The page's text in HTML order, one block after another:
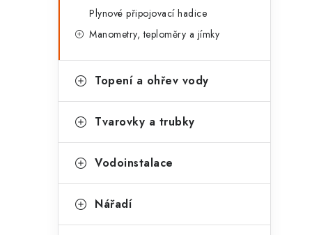
Plynové připojovací hadice
Manometry, teploměry a jímky
Topení a ohřev vody
Tvarovky a trubky
Vodoinstalace
Nářadí